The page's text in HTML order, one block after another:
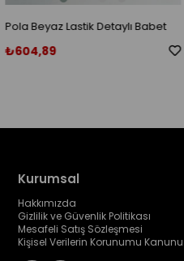
Pola Beyaz Lastik Detaylı Babet
₺604,89
Kurumsal
Hakkımızda
Gizlilik ve Güvenlik Politikası
Mesafeli Satış Sözleşmesi
Kişisel Verilerin Korunumu Kanunu